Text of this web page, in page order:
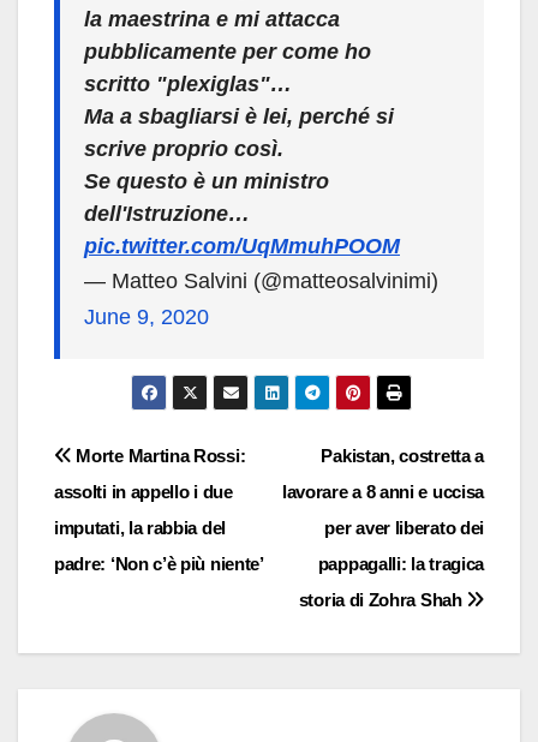
la maestrina e mi attacca
pubblicamente per come ho
scritto "plexiglas"…
Ma a sbagliarsi è lei, perché si
scrive proprio così.
Se questo è un ministro
dell'Istruzione…
pic.twitter.com/UqMmuhPOOM
— Matteo Salvini (@matteosalvinimi)
June 9, 2020
Navigazione
articoli
Pakistan, costretta a
lavorare a 8 anni e uccisa
per aver liberato dei
pappagalli: la tragica
storia di Zohra Shah
Morte Martina Rossi:
assolti in appello i due
imputati, la rabbia del
padre: ‘Non c’è più niente’